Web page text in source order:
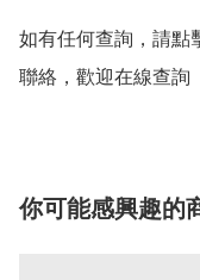
如有任何查詢，請點
聯絡，歡迎在線查詢
你可能感興趣的